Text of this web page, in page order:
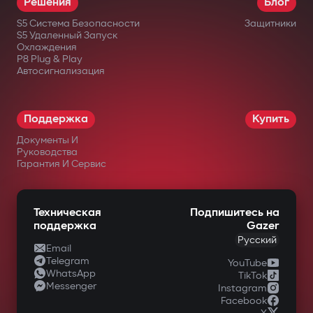
в официальных интернет-магазинах
Gazer;
в крупных сетях электроники;
в специализированных магазинах
автомобильной техники.
месяцев.
S5 Система Безопасности
S5 Удаленный Запуск
Охлаждения
P8 Plug & Play
Автосигнализация
Защитники
Поддержка
Документы И
Руководства
Гарантия И Сервис
Купить
Техническая
поддержка
Email
Telegram
WhatsApp
Messenger
Подпишитесь на
Gazer
Русский
YouTube
TikTok
Instagram
Facebook